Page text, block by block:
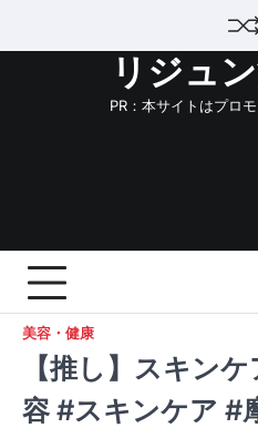
リジュ
PR：本サイトはプロ
美容・健康
【推し】スキン
容 #スキンケア #